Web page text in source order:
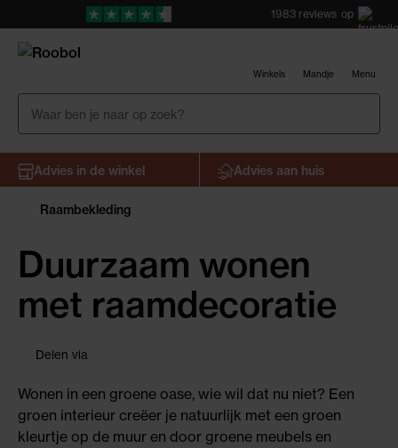
1983 reviews op
Winkels Mandje Menu
Advies in de winkel Advies aan huis
Raambekleding
Duurzaam wonen
met raamdecoratie
Delen via
Wonen in een groene oase, wie wil dat nu niet? Een
groen interieur creëer je natuurlijk met een groen
kleurtje op de muur en door groene meubels en